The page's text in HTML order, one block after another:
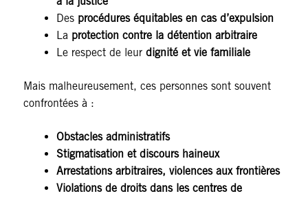
Des procédures équitables en cas d’expulsion
La protection contre la détention arbitraire
Le respect de leur dignité et vie familiale
Mais malheureusement, ces personnes sont souvent
confrontées à :
Obstacles administratifs
Stigmatisation et discours haineux
Arrestations arbitraires, violences aux frontières
Violations de droits dans les centres de